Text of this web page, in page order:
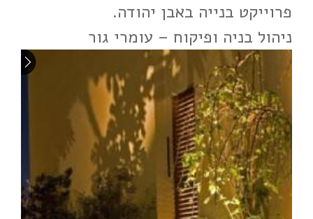
פרוייקט בנייה באבן יהודה.
ניהול בניה ופיקוח – עומרי גור